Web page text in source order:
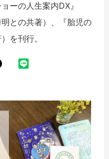
ーの人生案内DX』
との共著）、『胎児の
を刊行。